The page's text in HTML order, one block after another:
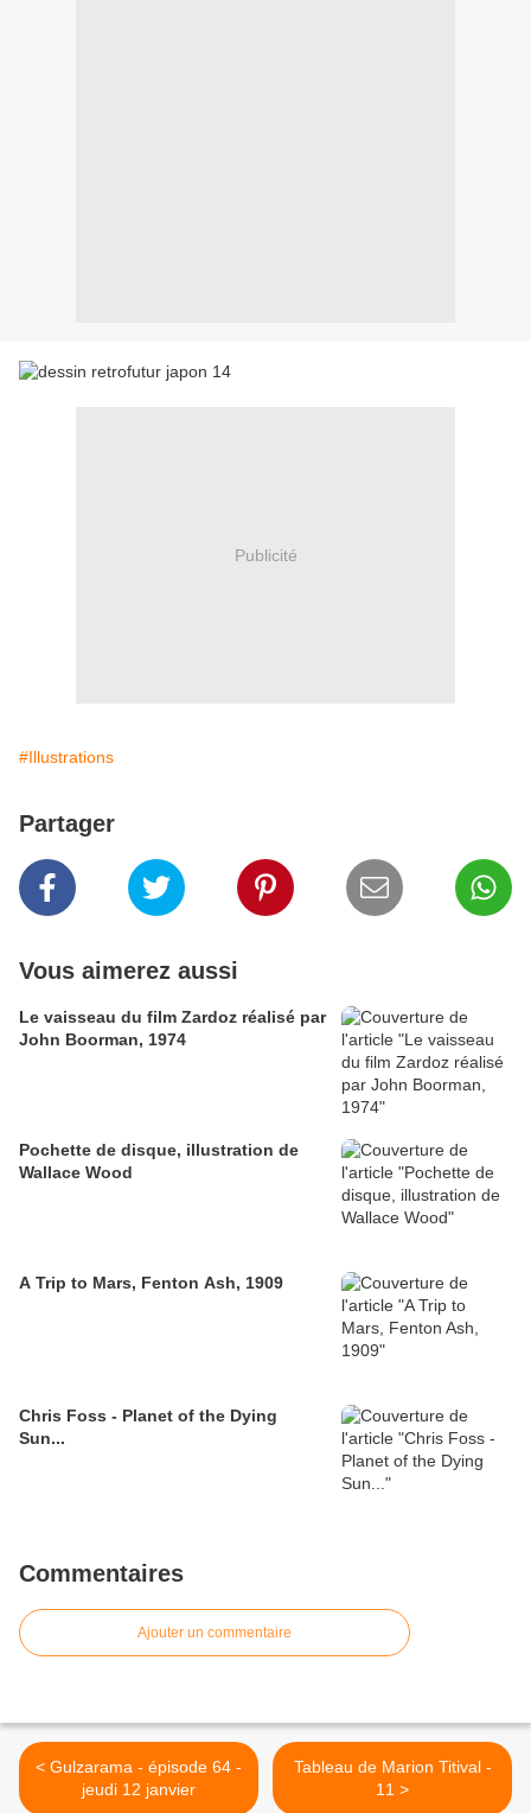
Publicité
#Illustrations
Partager
Vous aimerez aussi
Le vaisseau du film Zardoz réalisé par
John Boorman, 1974
Pochette de disque, illustration de
Wallace Wood
A Trip to Mars, Fenton Ash, 1909
Chris Foss - Planet of the Dying
Sun...
Commentaires
Ajouter un commentaire
< Gulzarama - épisode 64 -
jeudi 12 janvier
Tableau de Marion Titival -
11 >